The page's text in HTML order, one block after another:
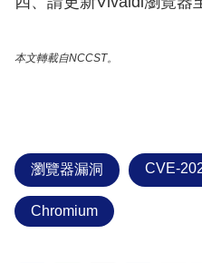
本文轉載自NCCST。
瀏覽器漏洞 CVE-
Chromium